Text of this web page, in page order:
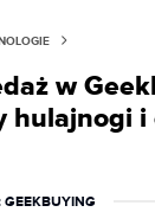
w
hulajnogi i
GEEKBUYING